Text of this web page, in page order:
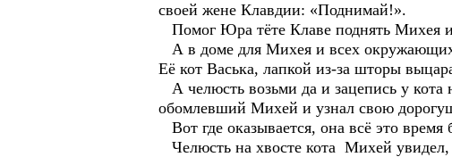
своей жене Клавдии: «Поднимай!».
Помог Юра тёте Клаве поднять Михея
А в доме для Михея и всех окружающих
Её кот Васька, лапкой из-за шторы
А челюсть возьми да и зацепись у
обомлевший Михей и узнал свою
Вот где оказывается, она всё это
Челюсть на хвосте кота Михей увидел,